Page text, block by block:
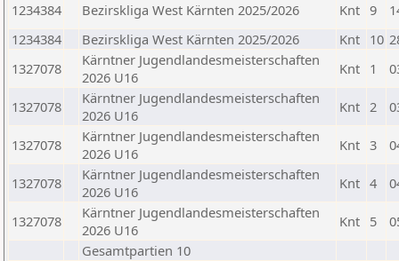
1234384
Bezirskliga West Kärnten 2025/2026 Knt 9
1234384
Bezirskliga West Kärnten 2025/2026 Knt 10
1327078
Kärntner Jugendlandesmeisterschaften
2026 U16
Knt 1
1327078
Kärntner Jugendlandesmeisterschaften
2026 U16
Knt 2
1327078
Kärntner Jugendlandesmeisterschaften
2026 U16
Knt 3
1327078
Kärntner Jugendlandesmeisterschaften
2026 U16
Knt 4
1327078
Kärntner Jugendlandesmeisterschaften
2026 U16
Knt 5
Gesamtpartien 10